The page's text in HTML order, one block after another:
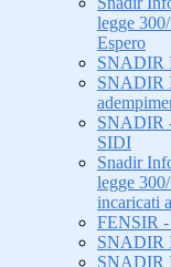
legge
Espero
SNADIR
SNADIR
SNADIR
SIDI
Snadir
legge
incaricati
FENSIR -
SNADIR
SNADIR